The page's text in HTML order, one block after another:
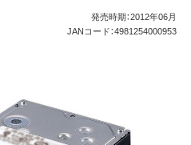
発売時期：2012年06月
JANコード：4981254000953